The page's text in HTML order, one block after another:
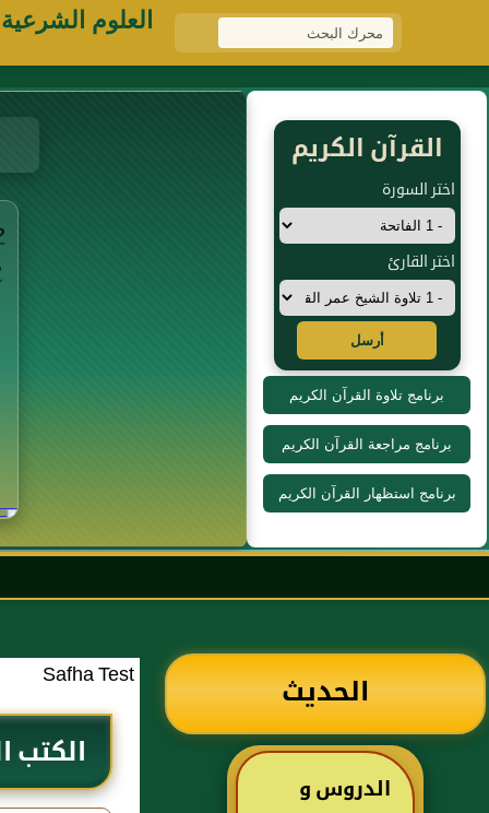
العلوم الشرعية
القرآن الكريم
اختر السورة
اختر القارئ
أرسل
برنامج تلاوة القرآن الكريم
برنامج مراجعة القرآن الكريم
برنامج استظهار القرآن الكريم
الحديث
الدروس و
Safha Test
الكتب